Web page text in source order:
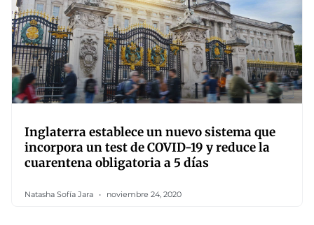
Inglaterra establece un nuevo sistema que
incorpora un test de COVID-19 y reduce la
cuarentena obligatoria a 5 días
Natasha Sofía Jara noviembre 24, 2020